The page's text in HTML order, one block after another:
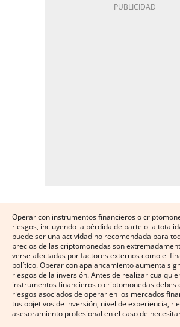
Operar con instrumentos financieros o
riesgos, incluyendo la pérdida de parte o la
puede ser una actividad no recomendada para
precios de las criptomonedas son
verse afectadas por factores externos como el
político. Operar con apalancamiento aumenta
riesgos de la inversión. Antes de realizar
instrumentos financieros o criptomonedas debes
riesgos asociados de operar en los mercados
tus objetivos de inversión, nivel de experiencia,
asesoramiento profesional en el caso de